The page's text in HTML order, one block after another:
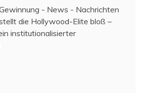
- News - Nachrichten
die Hollywood-Elite bloß –
institutionalisierter